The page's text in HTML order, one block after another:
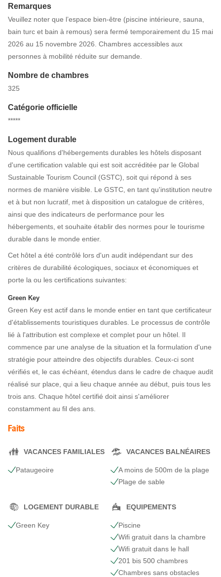
Remarques
Veuillez noter que l’espace bien-être (piscine intérieure, sauna,
bain turc et bain à remous) sera fermé temporairement du 15 mai
2026 au 15 novembre 2026. Chambres accessibles aux
personnes à mobilité réduite sur demande.
Nombre de chambres
325
Catégorie officielle
*****
Logement durable
Nous qualifions d'hébergements durables les hôtels disposant
d'une certification valable qui est soit accréditée par le Global
Sustainable Tourism Council (GSTC), soit qui répond à ses
normes de manière visible. Le GSTC, en tant qu'institution neutre
et à but non lucratif, met à disposition un catalogue de critères,
ainsi que des indicateurs de performance pour les
hébergements, et souhaite établir des normes pour le tourisme
durable dans le monde entier.
Cet hôtel a été contrôlé lors d'un audit indépendant sur des
critères de durabilité écologiques, sociaux et économiques et
porte la ou les certifications suivantes:
Green Key
Green Key est actif dans le monde entier en tant que certificateur
d'établissements touristiques durables. Le processus de contrôle
lié à l'attribution est complexe et complet pour un hôtel. Il
commence par une analyse de la situation et la formulation d'une
stratégie pour atteindre des objectifs durables. Ceux-ci sont
vérifiés et, le cas échéant, étendus dans le cadre de chaque audit
réalisé sur place, qui a lieu chaque année au début, puis tous les
trois ans. Chaque hôtel certifié doit ainsi s'améliorer
constamment au fil des ans.
Faits
VACANCES FAMILIALES
Pataugeoire
VACANCES BALNÉAIRES
A moins de 500m de la plage
Plage de sable
LOGEMENT DURABLE
Green Key
EQUIPEMENTS
Piscine
Wifi gratuit dans la chambre
Wifi gratuit dans le hall
201 bis 500 chambres
Сhambres sans obstacles